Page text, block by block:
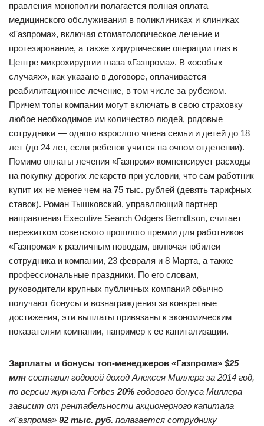
правления монополии полагается полная оплата
медицинского обслуживания в поликлиниках и клиниках
«Газпрома», включая стоматологическое лечение и
протезирование, а также хирургические операции глаз в
Центре микрохирургии глаза «Газпрома». В «особых
случаях», как указано в договоре, оплачивается
реабилитационное лечение, в том числе за рубежом.
Причем топы компании могут включать в свою страховку
любое необходимое им количество людей, рядовые
сотрудники — одного взрослого члена семьи и детей до 18
лет (до 24 лет, если ребенок учится на очном отделении​).
Помимо оплаты лечения «Газпром» компенсирует расходы
на покупку дорогих лекарств при условии, что сам работник
купит их не менее чем на 75 тыс. рублей (девять тарифных
ставок). Роман Тышковский, управляющий партнер
направления Executive Search Odgers Berndtson, считает
пережитком советского прошлого премии для работников
«Газпрома» к различным поводам, включая юбилеи
сотрудника и компании, 23 февраля и 8 Марта, а также
профессиональные праздники. По его словам,
руководители крупных публичных компаний обычно
получают бонусы и вознаграждения за конкретные
достижения, эти выплаты привязаны к экономическим
показателям компании, например к ее капитализации.​
Зарплаты и бонусы топ-менеджеров «Газпрома» $25
млн составил годовой доход Алексея Миллера за 2014 год,
по версии журнала Forbes 20% годового бонуса Миллера
зависит от рентабельности акционерного капитала
«Газпрома» 92 тыс. руб. полагается сотруднику